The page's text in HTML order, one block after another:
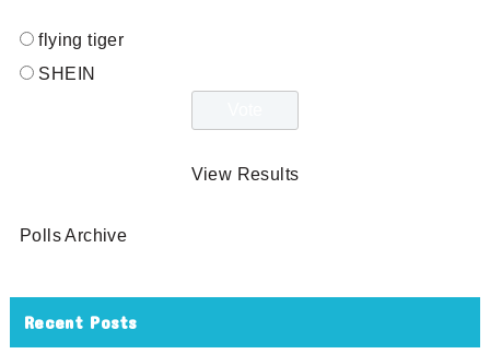
flying tiger
SHEIN
View Results
Polls Archive
Recent Posts